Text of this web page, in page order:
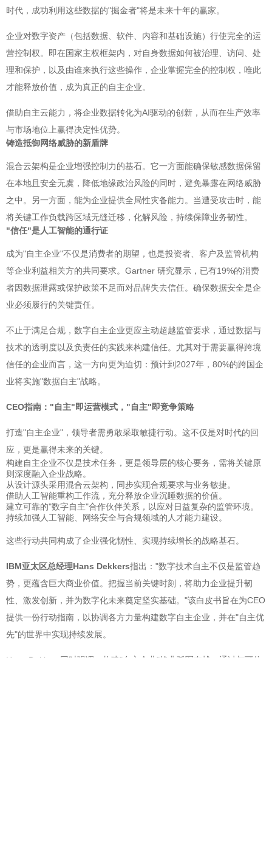
时代，成功利用这些数据的"掘金者"将是未来十年的赢家。
企业对数字资产（包括数据、软件、内容和基础设施）行使完全的运
营控制权。即在国家主权框架内，对自身数据如何被治理、访问、处
理和保护，以及由谁来执行这些操作，企业掌握完全的控制权，唯此
才能释放价值，成为真正的自主企业。
借助自主云能力，将企业数据转化为AI驱动的创新，从而在生产效率
与市场地位上赢得决定性优势。
铸造抵御网络威胁的新盾牌
混合云架构是企业增强控制力的基石。它一方面能确保敏感数据保留
在本地且安全无虞，降低地缘政治风险的同时，避免暴露在网络威胁
之中。另一方面，能为企业提供全局性灾备能力。当遭受攻击时，能
将关键工作负载跨区域无缝迁移，化解风险，持续保障业务韧性。
"信任"是人工智能的通行证
成为"自主企业"不仅是消费者的期望，也是投资者、客户及监管机构
等企业利益相关方的共同要求。Gartner 研究显示，已有19%的消费
者因数据泄露或保护政策不足而对品牌失去信任。确保数据安全是企
业必须履行的关键责任。
不止于满足合规，数字自主企业更应主动超越监管要求，通过数据与
技术的透明度以及负责任的实践来构建信任。尤其对于需要赢得跨境
信任的企业而言，这一方向更为迫切：预计到2027年，80%的跨国企
业将实施"数据自主"战略。
CEO指南："自主"即运营模式，"自主"即竞争策略
打造"自主企业"，领导者需勇敢采取敏捷行动。这不仅是对时代的回
应，更是赢得未来的关键。
构建自主企业不仅是技术任务，更是领导层的核心要务，需将关键原
则深度融入企业战略。
从设计源头采用混合云架构，同步实现合规要求与业务敏捷。
借助人工智能重构工作流，充分释放企业沉睡数据的价值。
建立可靠的"数字自主"合作伙伴关系，以应对日益复杂的监管环境。
持续加强人工智能、网络安全与合规领域的人才能力建设。
这些行动共同构成了企业强化韧性、实现持续增长的战略基石。
IBM亚太区总经理Hans Dekkers指出："数字技术自主不仅是监管趋
势，更蕴含巨大商业价值。把握当前关键时刻，将助力企业提升韧
性、激发创新，并为数字化未来奠定坚实基础。"该白皮书旨在为CEO
提供一份行动指南，以协调各方力量构建数字自主企业，并在"自主优
先"的世界中实现持续发展。
Hans Dekkers同时强调，构建"自主企业"绝非孤军奋战。通过与可信